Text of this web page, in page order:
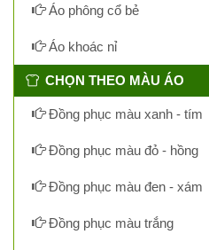
Áo phông cổ bẻ
Áo khoác nỉ
CHỌN THEO MÀU ÁO
Đồng phục màu xanh - tím
Đồng phục màu đỏ - hồng
Đồng phục màu đen - xám
Đồng phục màu trắng